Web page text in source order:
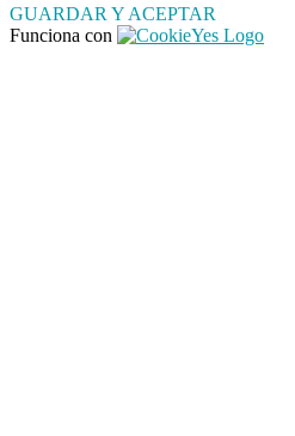
GUARDAR Y ACEPTAR
Funciona con